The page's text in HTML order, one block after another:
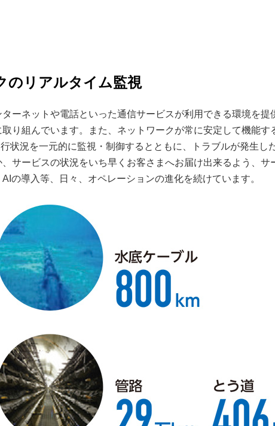
のリアルタイム監視
ーネットや電話といった通信サービスが利用できる環境を提
り組んでいます。また、ネットワークが常に安定して機能す
状況を一元的に監視・制御するとともに、トラブルが発生し
サービスの状況をいち早くお客さまへお届け出来るよう、サ
の導入等、日々、オペレーションの進化を続けています。